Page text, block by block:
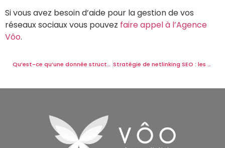
Si vous avez besoin d’aide pour la gestion de vos
réseaux sociaux vous pouvez faire appel à l’Agence
Vôo.
Qu’est-ce qu’une donnée structurée en SEO et pourquoi c’est important ? Stratégie de netlinking SEO : les étapes pour en créer une